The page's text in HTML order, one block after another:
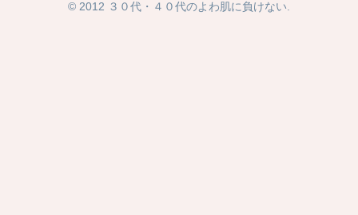
© 2012 ３０代・４０代のよわ肌に負けない.